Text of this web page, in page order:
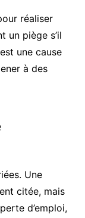
réaliser
un piège s’il
une cause
à des
Une
citée, mais
d’emploi,